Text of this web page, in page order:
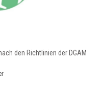
den Richtlinien der DGAM